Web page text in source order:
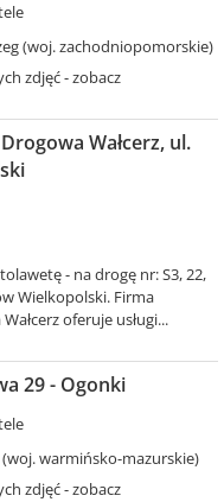
(woj. zachodniopomorskie)
zdjęć - zobacz
Wałcerz, ul.
- na drogę nr: S3, 22,
Wielkopolski. Firma
oferuje usługi...
29 - Ogonki
warmińsko-mazurskie)
zdjęć - zobacz